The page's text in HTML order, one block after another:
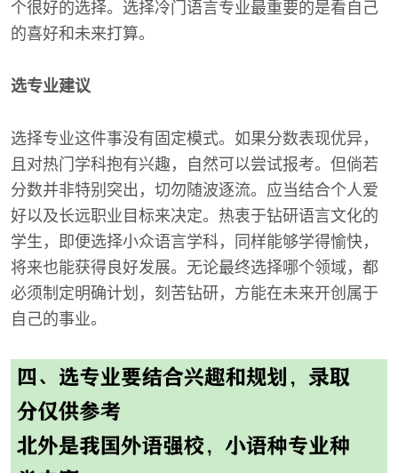
个很好的选择。选择冷门语言专业最重要的是看自己
的喜好和未来打算。
选专业建议
选择专业这件事没有固定模式。如果分数表现优异，
且对热门学科抱有兴趣，自然可以尝试报考。但倘若
分数并非特别突出，切勿随波逐流。应当结合个人爱
好以及长远职业目标来决定。热衷于钻研语言文化的
学生，即便选择小众语言学科，同样能够学得愉快，
将来也能获得良好发展。无论最终选择哪个领域，都
必须制定明确计划，刻苦钻研，方能在未来开创属于
自己的事业。